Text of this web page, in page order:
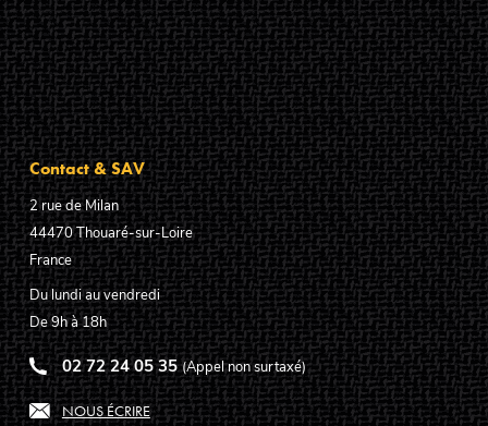
Contact & SAV
2 rue de Milan
44470Thouaré-sur-Loire
France
Du lundi au vendredi
De 9h à 18h
02 72 24 05 35 (Appel non surtaxé)
NOUS ÉCRIRE